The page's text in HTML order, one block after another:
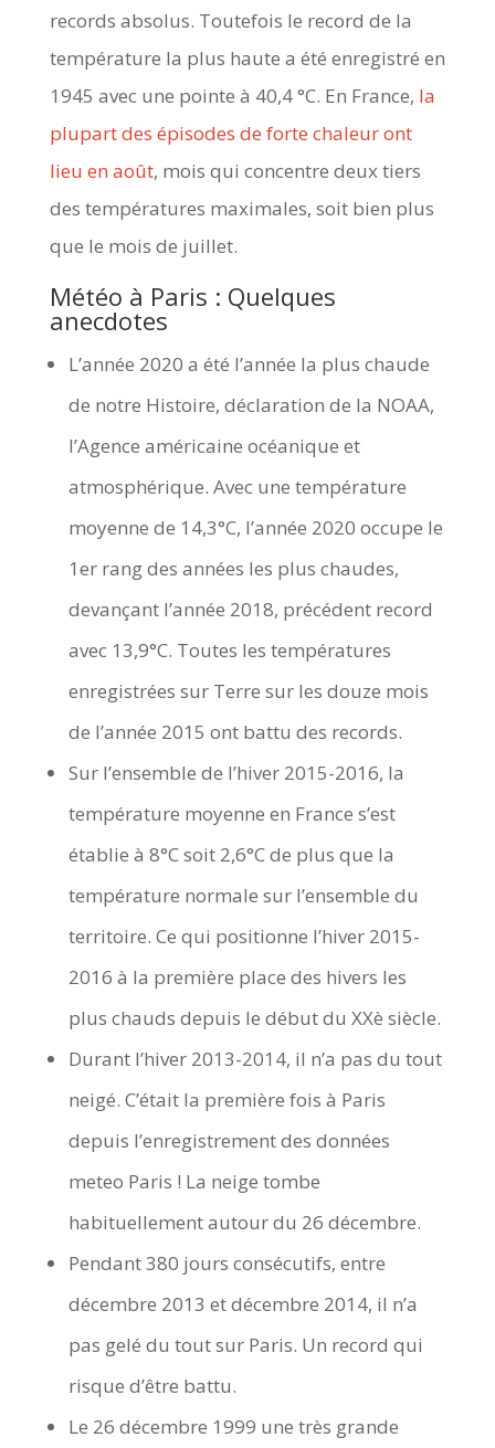
records absolus. Toutefois le record de la
température la plus haute a été enregistré en
1945 avec une pointe à 40,4 °C. En France, la
plupart des épisodes de forte chaleur ont
lieu en août, mois qui concentre deux tiers
des températures maximales, soit bien plus
que le mois de juillet.
Météo à Paris : Quelques
anecdotes
L’année 2020 a été l’année la plus chaude
de notre Histoire, déclaration de la NOAA,
l’Agence américaine océanique et
atmosphérique. Avec une température
moyenne de 14,3°C, l’année 2020 occupe le
1er rang des années les plus chaudes,
devançant l’année 2018, précédent record
avec 13,9°C. Toutes les températures
enregistrées sur Terre sur les douze mois
de l’année 2015 ont battu des records.
Sur l’ensemble de l’hiver 2015-2016, la
température moyenne en France s’est
établie à 8°C soit 2,6°C de plus que la
température normale sur l’ensemble du
territoire. Ce qui positionne l’hiver 2015-
2016 à la première place des hivers les
plus chauds depuis le début du XXè siècle.
Durant l’hiver 2013-2014, il n’a pas du tout
neigé. C’était la première fois à Paris
depuis l’enregistrement des données
meteo Paris ! La neige tombe
habituellement autour du 26 décembre.
Pendant 380 jours consécutifs, entre
décembre 2013 et décembre 2014, il n’a
pas gelé du tout sur Paris. Un record qui
risque d’être battu.
Le 26 décembre 1999 une très grande